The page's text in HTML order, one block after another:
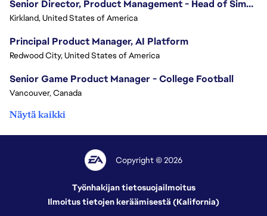
Senior Director, Product Management - Head of Sims Marketplace
Kirkland, United States of America
Principal Product Manager, AI Platform
Redwood City, United States of America
Senior Game Product Manager - College Football
Vancouver, Canada
Näytä kaikki
Copyright © 2026
Työnhakijan tietosuojailmoitus
Ilmoitus tietojen keräämisestä (Kalifornia)